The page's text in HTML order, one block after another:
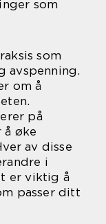
som
som
avspenning.
om å
på
å øke
av disse
i
er viktig å
passer ditt